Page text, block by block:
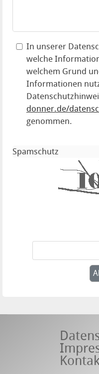
In unserer
welche
welchem Grund
Informationen
donner.de/
genommen.
Spamschutz